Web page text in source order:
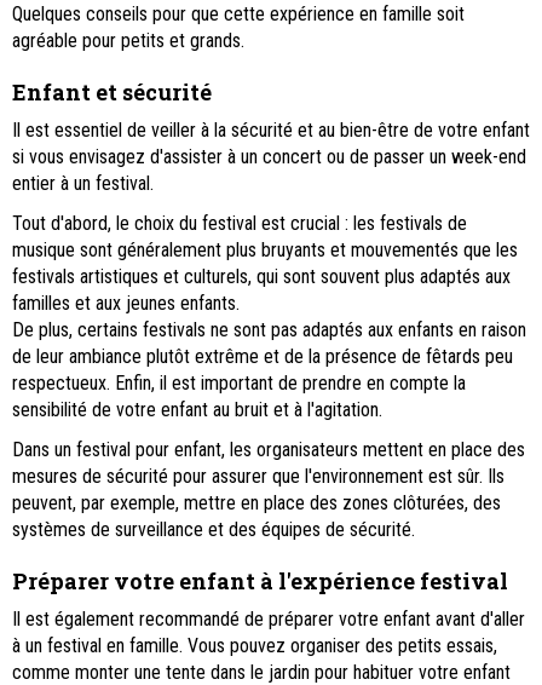
Quelques conseils pour que cette expérience en famille soit
agréable pour petits et grands.
Enfant et sécurité
Il est essentiel de veiller à la sécurité et au bien-être de votre enfant
si vous envisagez d'assister à un concert ou de passer un week-end
entier à un festival.
Tout d'abord, le choix du festival est crucial : les festivals de
musique sont généralement plus bruyants et mouvementés que les
festivals artistiques et culturels, qui sont souvent plus adaptés aux
familles et aux jeunes enfants.
De plus, certains festivals ne sont pas adaptés aux enfants en raison
de leur ambiance plutôt extrême et de la présence de fêtards peu
respectueux. Enfin, il est important de prendre en compte la
sensibilité de votre enfant au bruit et à l'agitation.
Dans un festival pour enfant, les organisateurs mettent en place des
mesures de sécurité pour assurer que l'environnement est sûr. Ils
peuvent, par exemple, mettre en place des zones clôturées, des
systèmes de surveillance et des équipes de sécurité.
Préparer votre enfant à l'expérience festival
Il est également recommandé de préparer votre enfant avant d'aller
à un festival en famille. Vous pouvez organiser des petits essais,
comme monter une tente dans le jardin pour habituer votre enfant